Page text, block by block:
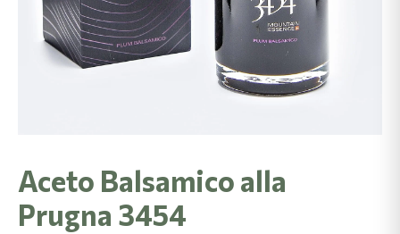
Aceto Balsamico alla
Prugna 3454